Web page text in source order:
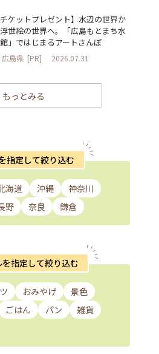
チケットプレゼント】水辺の世界か
世絵の世界へ。「広島もとまち水
」ではじまるアートさんぽ
広島県 [PR] 2026.07.31
もっとみる
指定して絞り込む
海道 沖縄
神奈川
野 奈良 鎌倉
を指定して絞り込む
おみやげ
景色
ごはん パン
雑貨